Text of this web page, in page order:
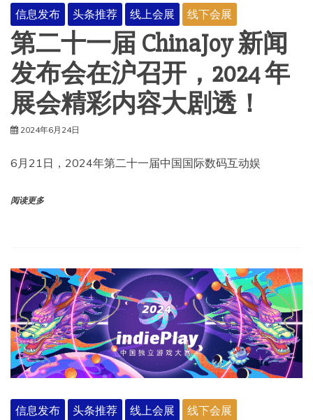
信息发布 头条推荐 线上会展 线下会展
第二十一届 ChinaJoy 新闻
发布会在沪召开，2024 年
展会精彩内容大剧透！
2024年6月24日
6月21日，2024年第二十一届中国国际数码互动娱
阅读更多
信息发布 头条推荐 线上会展 线下会展